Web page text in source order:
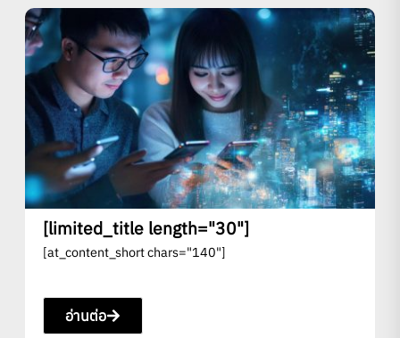
[limited_title length="30"]
[at_content_short chars="140"]
อ่านต่อ